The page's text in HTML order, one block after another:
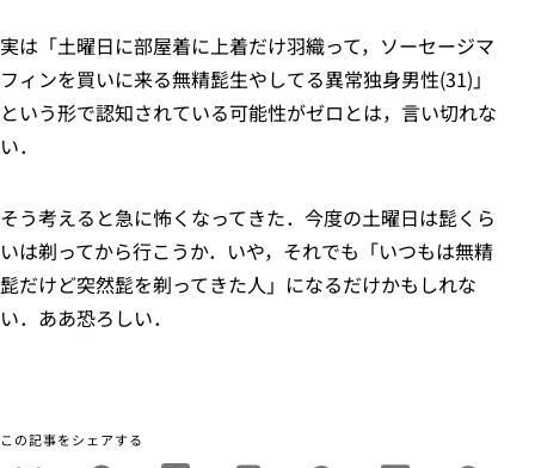
実は「土曜日に部屋着に上着だけ羽織って，ソーセージマ
フィンを買いに来る無精髭生やしてる異常独身男性(31)」
という形で認知されている可能性がゼロとは，言い切れな
い．
そう考えると急に怖くなってきた．今度の土曜日は髭くら
いは剃ってから行こうか．いや，それでも「いつもは無精
髭だけど突然髭を剃ってきた人」になるだけかもしれな
い．ああ恐ろしい．
この記事をシェアする